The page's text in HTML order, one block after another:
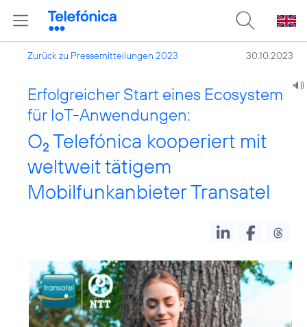
Zurück zu Pressemitteilungen 2023 30.10.2023
Erfolgreicher Start eines Ecosystem
für IoT-Anwendungen:
O2 Telefónica kooperiert mit
weltweit tätigem
Mobilfunkanbieter Transatel